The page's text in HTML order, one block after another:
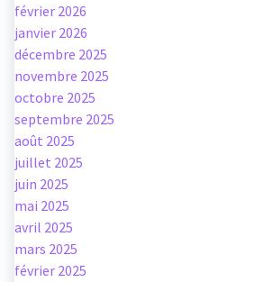
février 2026
janvier 2026
décembre 2025
novembre 2025
octobre 2025
septembre 2025
août 2025
juillet 2025
juin 2025
mai 2025
avril 2025
mars 2025
février 2025